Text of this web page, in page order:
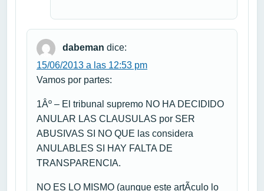
dabeman dice:
15/06/2013 a las 12:53 pm
Vamos por partes:
1Âº – El tribunal supremo NO HA DECIDIDO
ANULAR LAS CLAUSULAS por SER
ABUSIVAS SI NO QUE las considera
ANULABLES SI HAY FALTA DE
TRANSPARENCIA.
NO ES LO MISMO (aunque este artÃ­culo lo